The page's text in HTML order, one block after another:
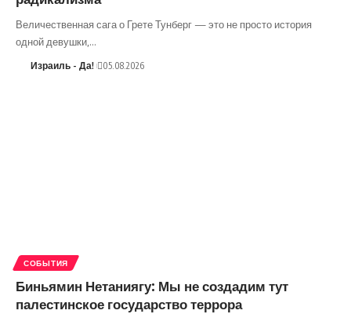
Величественная сага о Грете Тунберг — это не просто история
одной девушки,…
Израиль - Да! 05.08.2026
СОБЫТИЯ
Биньямин Нетаниягу: Мы не создадим тут
палестинское государство террора